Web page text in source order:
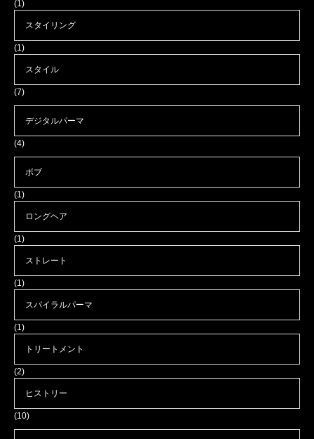
(1)
スタイリング
(1)
スタイル
(7)
デジタルパーマ
(4)
ボブ
(1)
ロングヘア
(1)
ストレート
(1)
スパイラルパーマ
(1)
トリートメント
(2)
ヒストリー
(10)